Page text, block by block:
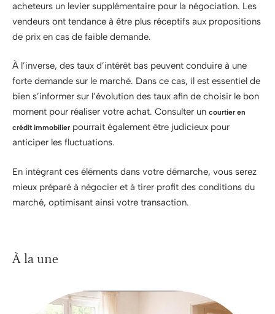
acheteurs un levier supplémentaire pour la négociation. Les
vendeurs ont tendance à être plus réceptifs aux propositions
de prix en cas de faible demande.
À l’inverse, des taux d’intérêt bas peuvent conduire à une
forte demande sur le marché. Dans ce cas, il est essentiel de
bien s’informer sur l’évolution des taux afin de choisir le bon
moment pour réaliser votre achat. Consulter un courtier en
crédit immobilierpourrait également être judicieux pour
anticiper les fluctuations.
En intégrant ces éléments dans votre démarche, vous serez
mieux préparé à négocier et à tirer profit des conditions du
marché, optimisant ainsi votre transaction.
À la une